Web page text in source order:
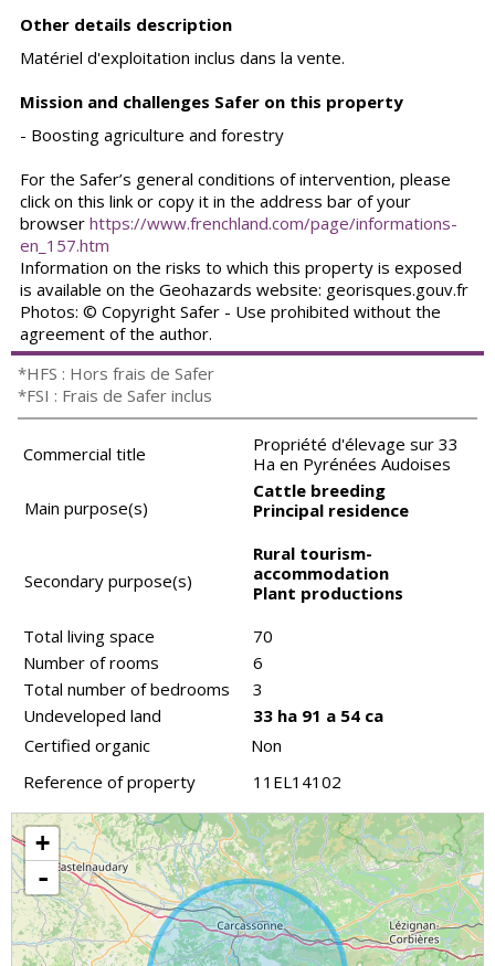
Other details description
Matériel d'exploitation inclus dans la vente.
Mission and challenges Safer on this property
- Boosting agriculture and forestry
For the Safer’s general conditions of intervention, please
click on this link or copy it in the address bar of your
browser https://www.frenchland.com/page/informations-
en_157.htm
Information on the risks to which this property is exposed
is available on the Geohazards website: georisques.gouv.fr
Photos: © Copyright Safer - Use prohibited without the
agreement of the author.
*HFS : Hors frais de Safer
*FSI : Frais de Safer inclus
Commercial title
Propriété d'élevage sur 33
Ha en Pyrénées Audoises
Main purpose(s)
Cattle breeding
Principal residence
Secondary purpose(s)
Rural tourism-
accommodation
Plant productions
Total living space
70
Number of rooms
6
Total number of bedrooms
3
Undeveloped land
33 ha 91 a 54 ca
Certified organic
Non
Reference of property
11EL14102
+
-